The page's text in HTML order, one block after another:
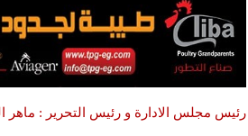
رئيس مجلس الادارة و رئيس التحرير : ماهر